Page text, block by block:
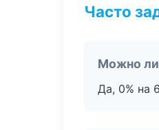
Часто
Можно ли
Да, 0% на